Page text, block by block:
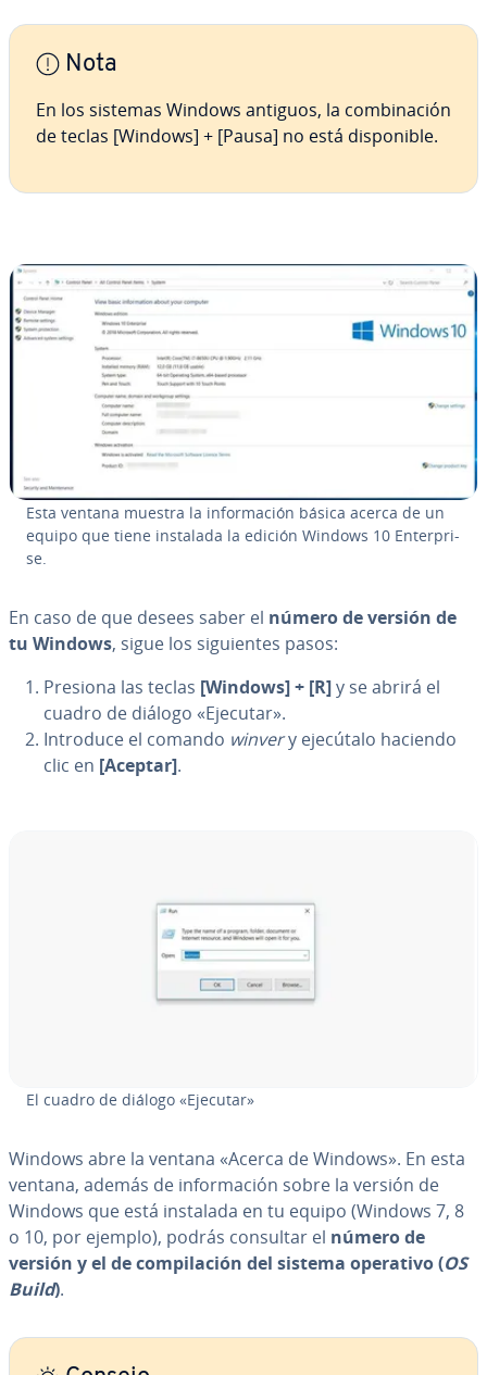
Nota
En los sistemas Windows antiguos, la co­m­bi­na­ción
de teclas [Windows] + [Pausa] no está di­s­po­ni­ble.
Esta ventana muestra la in­fo­r­ma­ción básica acerca de un
equipo que tiene instalada la edición Windows 10 En­te­r­pri­
se.
En caso de que desees saber el número de versión de
tu Windows, sigue los si­guie­n­tes pasos:
Presiona las teclas [Windows] + [R]y se abrirá el
cuadro de diálogo «Ejecutar».
Introduce el comando winvery ejecútalo haciendo
clic en [Aceptar].
El cuadro de diálogo «Ejecutar»
Windows abre la ventana «Acerca de Windows». En esta
ventana, además de in­fo­r­ma­ción sobre la versión de
Windows que está instalada en tu equipo (Windows 7, 8
o 10, por ejemplo), podrás consultar el número de
versión y el de co­m­pi­la­ción del sistema operativo (OS
Build).